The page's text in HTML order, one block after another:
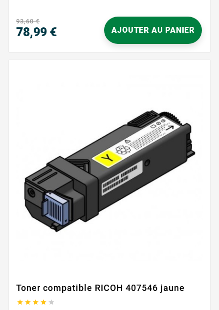
page. Profitez d’une installation facile : il...
93,60 €
78,99 € AJOUTER AU PANIER
Toner compatible RICOH 407546 jaune
    